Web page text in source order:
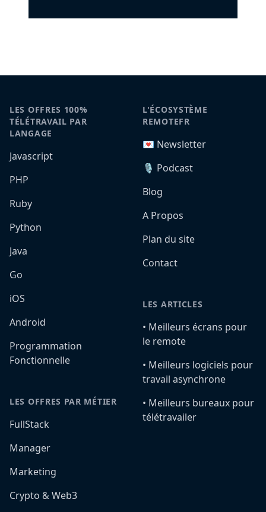
LES OFFRES 100%
TÉLÉTRAVAIL PAR
LANGAGE
Javascript
PHP
Ruby
Python
Java
Go
iOS
Android
Programmation
Fonctionnelle
LES OFFRES PAR MÉTIER
FullStack
Manager
Marketing
Crypto & Web3
L'ÉCOSYSTÈME
REMOTEFR
💌 Newsletter
🎙️ Podcast
Blog
A Propos
Plan du site
Contact
LES ARTICLES
•️ Meilleurs écrans pour
le remote
•️ Meilleurs logiciels pour
travail asynchrone
•️ Meilleurs bureaux pour
télétravailer